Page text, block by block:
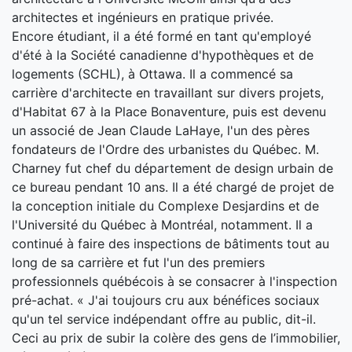
architectes et ingénieurs en pratique privée.
Encore étudiant, il a été formé en tant qu'employé
d'été à la Société canadienne d'hypothèques et de
logements (SCHL), à Ottawa. Il a commencé sa
carrière d'architecte en travaillant sur divers projets,
d'Habitat 67 à la Place Bonaventure, puis est devenu
un associé de Jean Claude LaHaye, l'un des pères
fondateurs de l'Ordre des urbanistes du Québec. M.
Charney fut chef du département de design urbain de
ce bureau pendant 10 ans. Il a été chargé de projet de
la conception initiale du Complexe Desjardins et de
l'Université du Québec à Montréal, notamment. Il a
continué à faire des inspections de bâtiments tout au
long de sa carrière et fut l'un des premiers
professionnels québécois à se consacrer à l'inspection
pré-achat. « J'ai toujours cru aux bénéfices sociaux
qu'un tel service indépendant offre au public, dit-il.
Ceci au prix de subir la colère des gens de l’immobilier,